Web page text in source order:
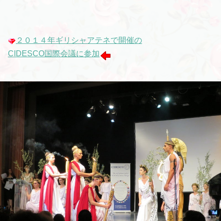
２０１４年ギリシャアテネで開催の
CIDESCO国際会議に参加